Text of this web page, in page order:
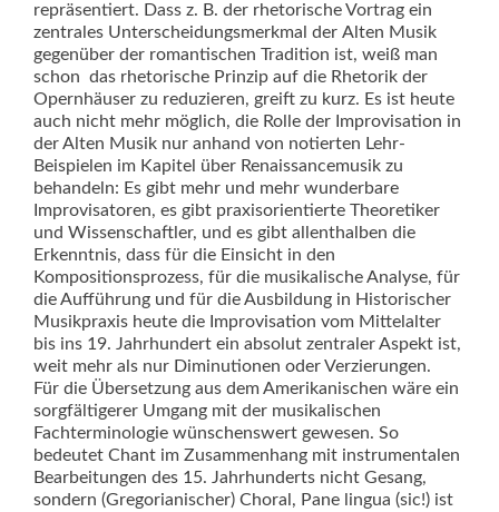
repräsentiert. Dass z. B. der rhetorische Vortrag ein
zent­rales Unterscheidungsmerkmal der Alten Musik
gegenüber der romantischen Tradition ist, weiß man
schon  das rhetorische Prinzip auf die Rhetorik der
Opernhäuser zu reduzieren, greift zu kurz. Es ist heute
auch nicht mehr möglich, die Rolle der Improvisation in
der Alten Musik nur anhand von notierten Lehr-
Beispielen im Kapitel über Renaissancemusik zu
behandeln: Es gibt mehr und mehr wunderbare
Improvisatoren, es gibt praxisorientierte Theoretiker
und Wissenschaftler, und es gibt allenthalben die
Erkenntnis, dass für die Einsicht in den
Kompositionsprozess, für die musikalische Analyse, für
die Aufführung und für die Ausbildung in Historischer
Musikpraxis heute die Improvisation vom Mittelalter
bis ins 19. Jahrhundert ein absolut zent­raler Aspekt ist,
weit mehr als nur Diminutionen oder Verzierungen.
Für die Übersetzung aus dem Amerikanischen wäre ein
sorgfältigerer Umgang mit der musikalischen
Fachterminologie wünschenswert gewesen. So
bedeutet Chant im Zusammenhang mit instrumentalen
Bearbeitungen des 15. Jahrhunderts nicht Gesang,
sondern (Gregorianischer) Choral, Pane lingua (sic!) ist